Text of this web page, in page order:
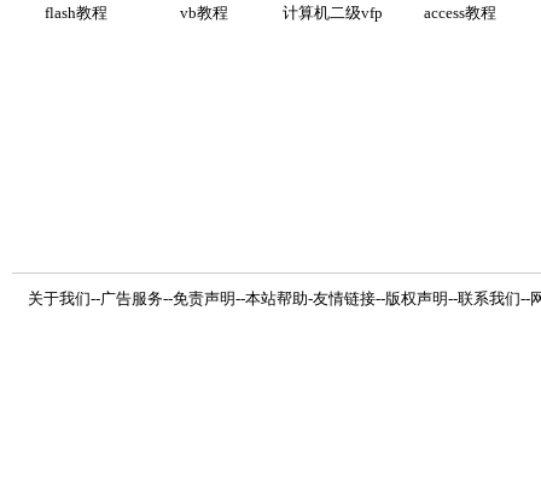
flash教程 vb教程 计算机二级vfp access教程
关于我们--广告服务--免责声明--本站帮助-友情链接--版权声明--联系我们--